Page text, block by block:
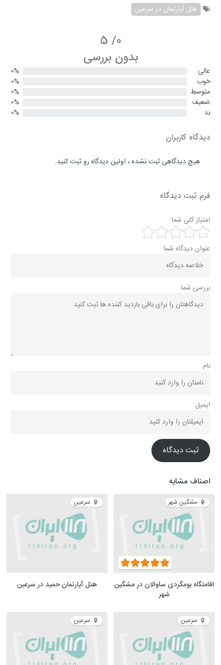
هتل آپارتمان در سرعین
0
/
5
بدون بررسی
عالی
0%
خوب
0%
متوسط
0%
ضعیف
0%
بد
0%
دیدگاه کاربران
هیچ دیدگاهی ثبت نشده ، اولین دیدگاه رو ثبت کنید.
فرم ثبت دیدگاه
امتیاز کلی شما
عنوان دیدگاه شما
بررسی شما
نام
ایمیل
ثبت دیدگاه
اصناف مشابه
مشگین شهر
اقامتگاه بومگردی ساوالان در مشگین
شهر
سرعین
هتل آپارتمان حمید در سرعین
سرعین سرعین